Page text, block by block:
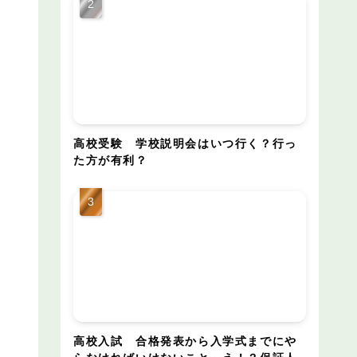
高校受験 学校説明会はいつ行く？行っ
た方が有利？
高校入試 合格発表から入学式までにや